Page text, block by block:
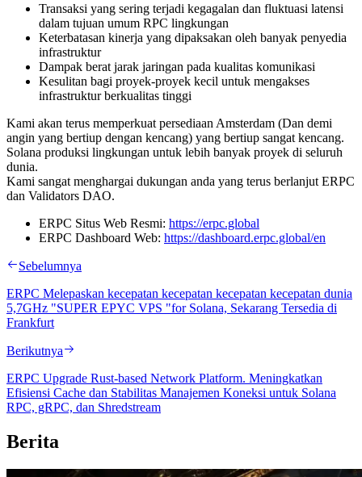
Transaksi yang sering terjadi kegagalan dan fluktuasi latensi
dalam tujuan umum RPC lingkungan
Keterbatasan kinerja yang dipaksakan oleh banyak penyedia
infrastruktur
Dampak berat jarak jaringan pada kualitas komunikasi
Kesulitan bagi proyek-proyek kecil untuk mengakses
infrastruktur berkualitas tinggi
Kami akan terus memperkuat persediaan Amsterdam (Dan demi
angin yang bertiup dengan kencang) yang bertiup sangat kencang.
Solana produksi lingkungan untuk lebih banyak proyek di seluruh
dunia.
Kami sangat menghargai dukungan anda yang terus berlanjut ERPC
dan Validators DAO.
ERPC Situs Web Resmi: https://erpc.global
ERPC Dashboard Web: https://dashboard.erpc.global/en
Sebelumnya
ERPC Melepaskan kecepatan kecepatan kecepatan kecepatan dunia
5,7GHz "SUPER EPYC VPS "for Solana, Sekarang Tersedia di
Frankfurt
Berikutnya
ERPC Upgrade Rust-based Network Platform. Meningkatkan
Efisiensi Cache dan Stabilitas Manajemen Koneksi untuk Solana
RPC, gRPC, dan Shredstream
Berita